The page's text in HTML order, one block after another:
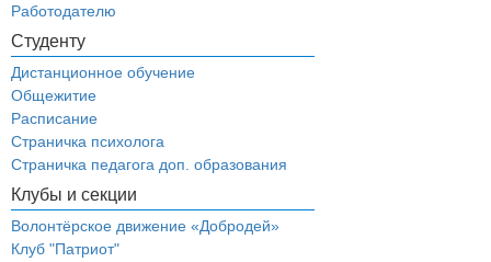
Работодателю
Студенту
Дистанционное обучение
Общежитие
Расписание
Страничка психолога
Страничка педагога доп. образования
Клубы и секции
Волонтёрское движение «Добродей»
Клуб "Патриот"